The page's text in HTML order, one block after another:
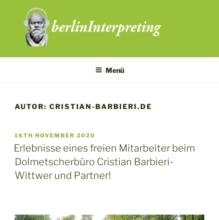
springen
Menü
AUTOR: CRISTIAN-BARBIERI.DE
VERÖFFENTLICHT
AM
16TH NOVEMBER 2020
Erlebnisse eines freien Mitarbeiter beim
Dolmetscherbüro Cristian Barbieri-
Wittwer und Partner!